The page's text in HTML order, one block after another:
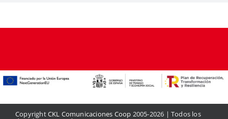
CopyrightCKL Comunicaciones Coop 2005-2026 | Todos los